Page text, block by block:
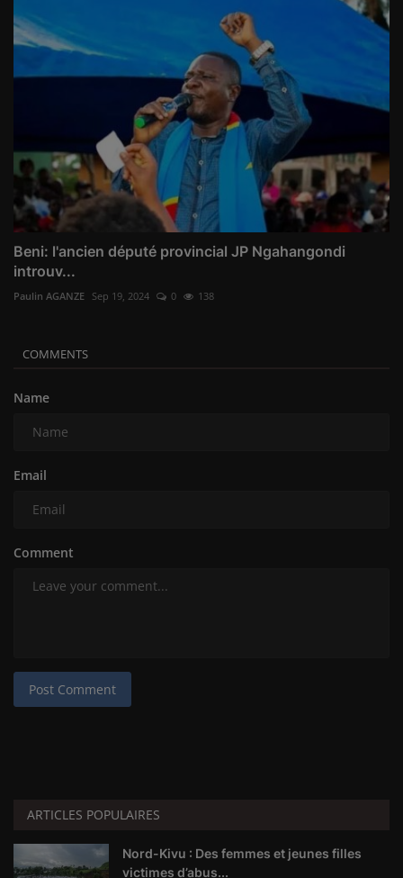
Beni: l'ancien député provincial JP Ngahangondi
introuv...
Paulin AGANZE Sep 19, 2024 0 138
COMMENTS
Name
Email
Comment
Post Comment
ARTICLES POPULAIRES
Nord-Kivu : Des femmes et jeunes filles
victimes d’abus...